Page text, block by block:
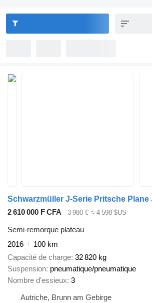
Schwarzmüller J-Serie Pritsche Plane
2 610 000 F CFA
3 980 € ≈ 4 598 $US
Semi-remorque plateau
2016
100 km
Capacité de charge 32 820 kg
Suspension pneumatique/pneumatique
Nombre d'essieux 3
Autriche, Brunn am Gebirge